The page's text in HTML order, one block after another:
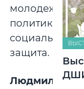
молодежная
политика,
социальная
защита.
Людмила